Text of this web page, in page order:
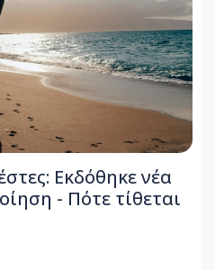
Εκδόθηκε νέα
- Πότε τίθεται